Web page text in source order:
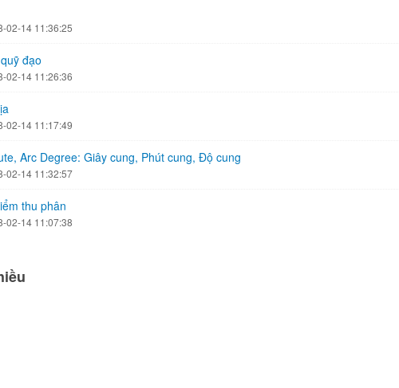
02-14 11:36:25
đạo
02-14 11:26:36
02-14 11:17:49
Arc Degree: Giây cung, Phút cung, Độ cung
02-14 11:32:57
thu phân
02-14 11:07:38